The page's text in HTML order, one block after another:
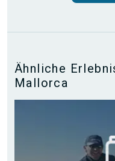
Ähnliche
Mallorca